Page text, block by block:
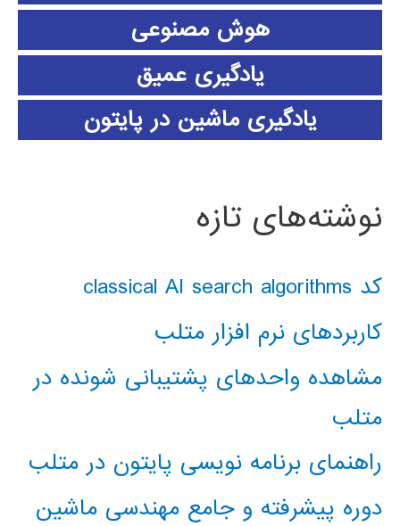
هوش مصنوعی
یادگیری عمیق
یادگیری ماشین در پایتون
نوشته‌های تازه
کد classical AI search algorithms
کاربردهای نرم افزار متلب
مشاهده واحدهای پشتیبانی شونده در
متلب
راهنمای برنامه نویسی پایتون در متلب
دوره پیشرفته و جامع مهندسی ماشین